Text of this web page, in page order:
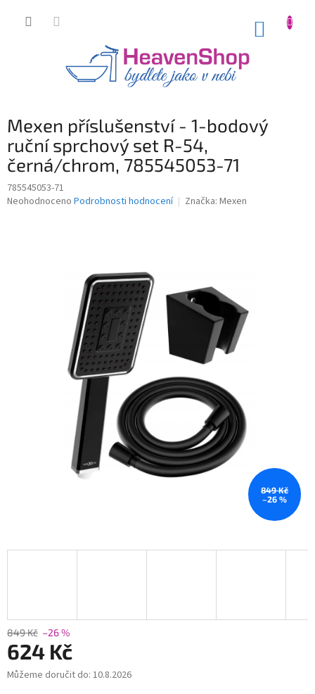
Mexen příslušenství - 1-bodový
ruční sprchový set R-54,
černá/chrom, 785545053-71
785545053-71
Průměrné
Neohodnoceno Podrobnosti hodnocení Značka: Mexen
849 Kč
–26 %
849 Kč –26 %
624 Kč
Měrná
Můžeme doručit do: 10.8.2026